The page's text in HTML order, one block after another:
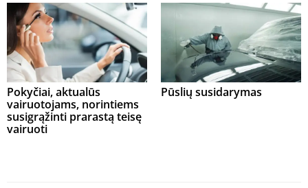
Pokyčiai, aktualūs
vairuotojams, norintiems
susigrąžinti prarastą teisę
vairuoti
Pūslių susidarymas